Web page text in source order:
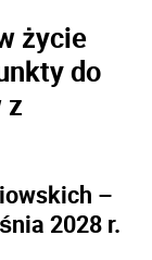
życie
do
z
–
2028 r.